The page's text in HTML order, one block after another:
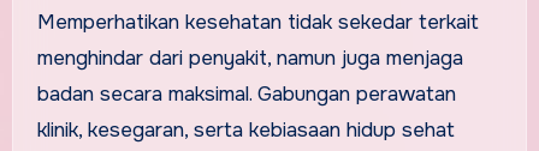
Memperhatikan kesehatan tidak sekedar terkait
menghindar dari penyakit, namun juga menjaga
badan secara maksimal. Gabungan perawatan
klinik, kesegaran, serta kebiasaan hidup sehat